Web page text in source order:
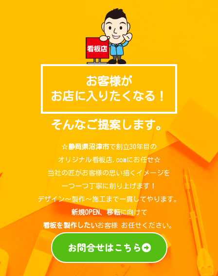
お客様が
お店に入りたくなる！
そんなご提案します。
☆静岡県沼津市で創立30年目の
オリジナル看板店.comにお任せ☆
当社の匠がお客様の思い描くイメージを
一つ一つ丁寧に創り上げます！
デザイン～製作～施工まで一貫してやります。
新規OPEN、移転に向けて
看板を製作したいお客様 お任せください。
お問合せはこちら